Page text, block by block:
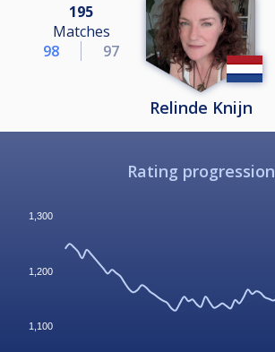
195
Matches
98
97
Relinde Knijn
Rating progression
1,100
1,200
1,300